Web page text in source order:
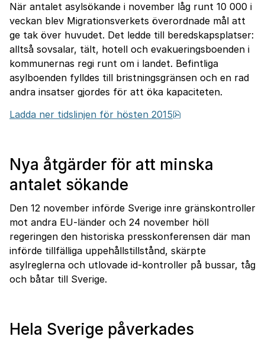
När antalet asylsökande i november låg runt 10 000 i
veckan blev Migrationsverkets överordnade mål att
ge tak över huvudet. Det ledde till beredskapsplatser:
alltså sovsalar, tält, hotell och evakueringsboenden i
kommunernas regi runt om i landet. Befintliga
asylboenden fylldes till bristningsgränsen och en rad
andra insatser gjordes för att öka kapaciteten.
Ladda ner tidslinjen för hösten 2015
Nya åtgärder för att minska
antalet sökande
Den 12 november införde Sverige inre gränskontroller
mot andra EU-länder och 24 november höll
regeringen den historiska presskonferensen där man
införde tillfälliga uppehållstillstånd, skärpte
asylreglerna och utlovade id-kontroller på bussar, tåg
och båtar till Sverige.
Hela Sverige påverkades